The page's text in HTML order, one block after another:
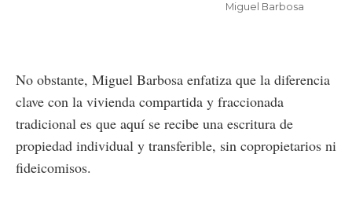
Miguel Barbosa
No obstante, Miguel Barbosa enfatiza que la diferencia
clave con la vivienda compartida y fraccionada
tradicional es que aquí se recibe una escritura de
propiedad individual y transferible, sin copropietarios ni
fideicomisos.